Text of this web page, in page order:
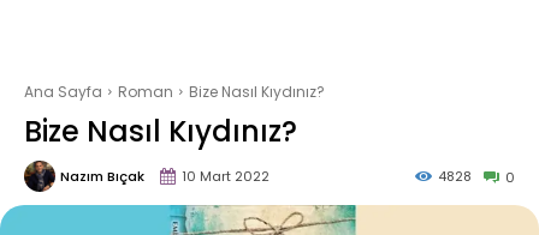
Ana Sayfa Roman Bize Nasıl Kıydınız?
Bize Nasıl Kıydınız?
Nazım Bıçak 10 Mart 2022 0
4828